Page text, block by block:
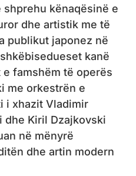
shprehu kënaqësinë e
dhe artistik me të
publikut japonez në
kanë
famshëm të operës
me orkestrën e
i xhazit Vladimir
dhe Kiril Dzajkovski
në mënyrë
dhe artin modern